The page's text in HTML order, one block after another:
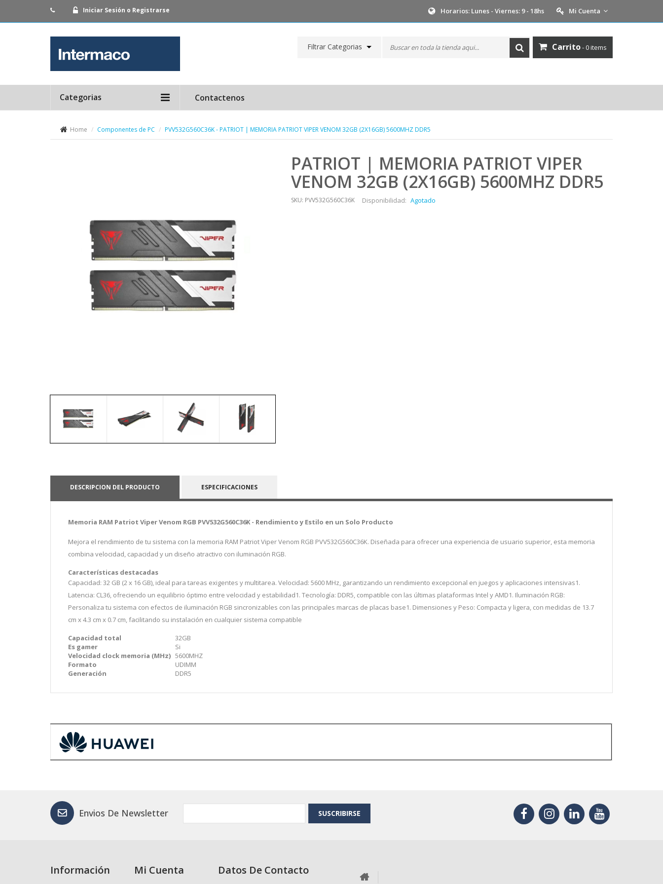
Iniciar Sesión o Registrarse Horarios: Lunes - Viernes: 9 - 18hs Mi Cuenta
Filtrar Categorias Carrito- 0 items
Categorias Contactenos
Home Componentes de PC PVV532G560C36K - PATRIOT | MEMORIA PATRIOT VIPER VENOM 32GB (2X16GB) 5600MHZ DDR5
PATRIOT | MEMORIA PATRIOT VIPER
VENOM 32GB (2X16GB) 5600MHZ DDR5
SKU: PVV532G560C36K Disponibilidad: Agotado
DESCRIPCION DEL PRODUCTO ESPECIFICACIONES
Memoria RAM Patriot Viper Venom RGB PVV532G560C36K - Rendimiento y Estilo en un Solo Producto
Mejora el rendimiento de tu sistema con la memoria RAM Patriot Viper Venom RGB PVV532G560C36K. Diseñada para ofrecer una experiencia de usuario superior, esta memoria
combina velocidad, capacidad y un diseño atractivo con iluminación RGB.
Características destacadas
Capacidad: 32 GB (2 x 16 GB), ideal para tareas exigentes y multitarea. Velocidad: 5600 MHz, garantizando un rendimiento excepcional en juegos y aplicaciones intensivas1.
Latencia: CL36, ofreciendo un equilibrio óptimo entre velocidad y estabilidad1. Tecnología: DDR5, compatible con las últimas plataformas Intel y AMD1. Iluminación RGB:
Personaliza tu sistema con efectos de iluminación RGB sincronizables con las principales marcas de placas base1. Dimensiones y Peso: Compacta y ligera, con medidas de 13.7
cm x 4.3 cm x 0.7 cm, facilitando su instalación en cualquier sistema compatible
Capacidad total
32GB
Es gamer
Si
Velocidad clock memoria (MHz) 5600MHZ
Formato
UDIMM
Generación
DDR5
Envios De Newsletter SUSCRIBIRSE
Información Mi Cuenta Datos De Contacto